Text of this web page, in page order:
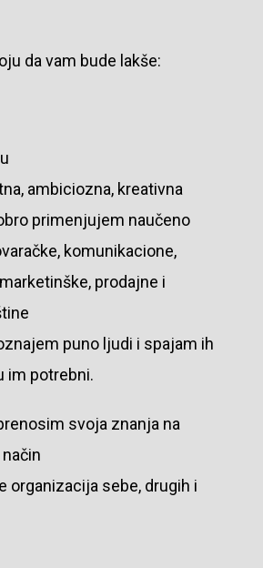
da vam bude lakše:
ambiciozna, kreativna
primenjujem naučeno
komunikacione,
prodajne i
puno ljudi i spajam ih
im potrebni.
svoja znanja na
organizacija sebe, drugih i